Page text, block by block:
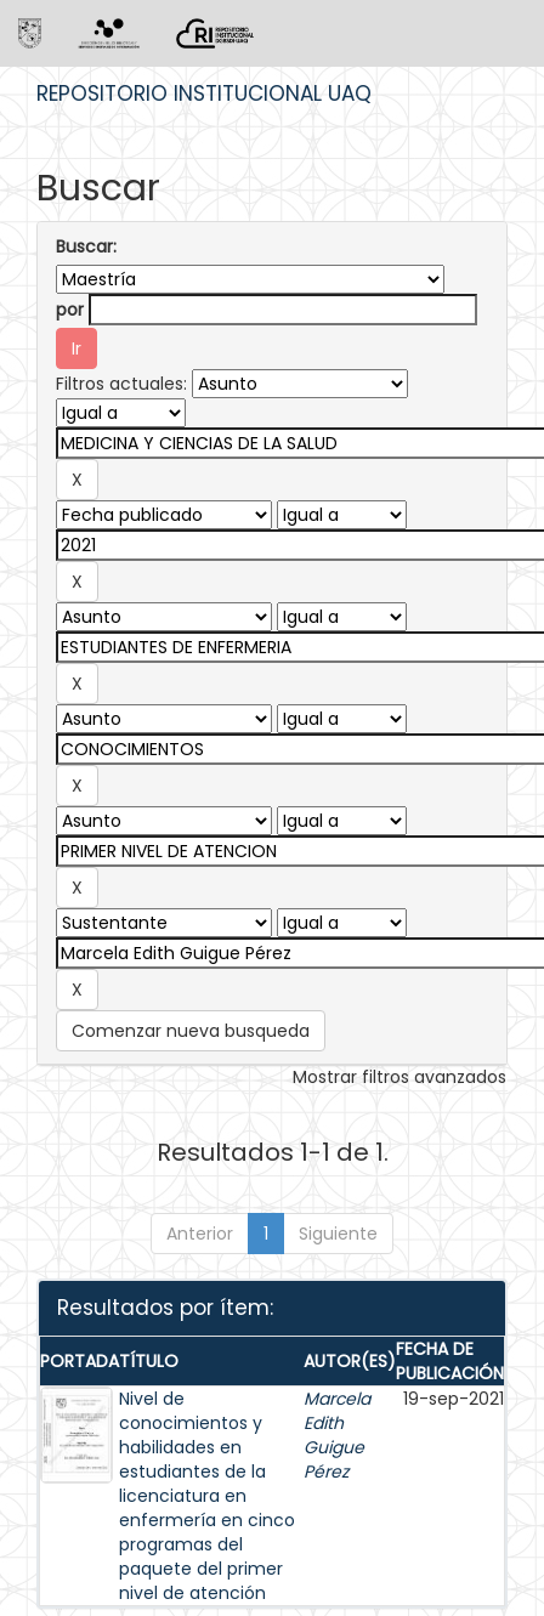
REPOSITORIO INSTITUCIONAL UAQ
Buscar
Buscar:
por
Filtros actuales:
Comenzar nueva busqueda
Mostrar filtros avanzados
Resultados 1-1 de 1.
Anterior 1 Siguiente
Resultados por ítem:
PORTADATÍTULO AUTOR(ES)FECHA DE
PUBLICACIÓN
Nivel de
conocimientos y
habilidades en
estudiantes de la
licenciatura en
enfermería en cinco
programas del
paquete del primer
nivel de atención
Marcela
Edith
Guigue
Pérez
19-sep-2021